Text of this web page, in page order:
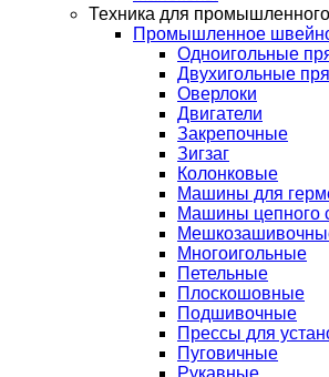
Техника для
Промышленное
Одноигольные
Двухигольные
Оверлоки
Двигатели
Закрепочные
Зигзаг
Колонковые
Машины для
Машины цепного
Многоигольные
Петельные
Плоскошовные
Подшивочные
Прессы для
Пуговичные
Рукавные